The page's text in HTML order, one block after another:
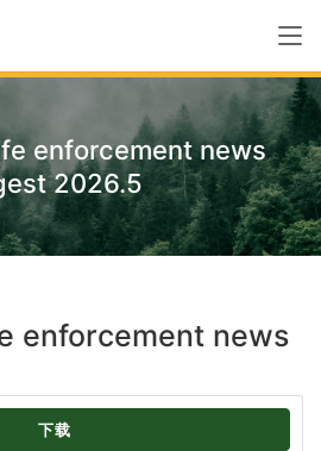
enforcement news
2026.5
enforcement news
下载